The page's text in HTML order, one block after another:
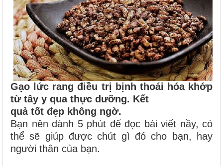
Gạo lức rang điều trị bịnh thoái hóa khớp
từ tây y qua thực dưỡng. Kết
quả tốt đẹp không ngờ.
Bạn nên dành 5 phút để đọc bài viết nầy, có
thể sẽ giúp được chút gì đó cho bạn, hay
người thân của bạn.